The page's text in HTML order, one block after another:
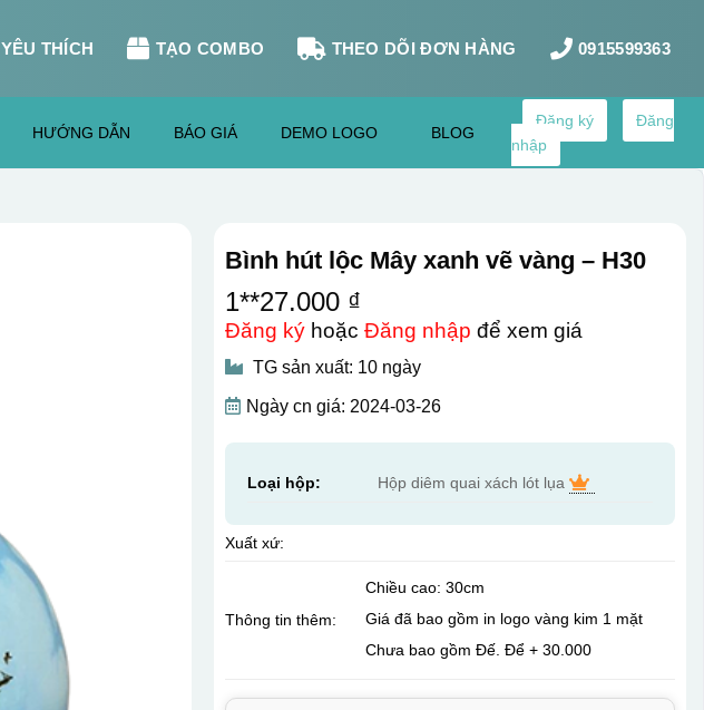
YÊU THÍCH TẠO COMBO THEO DÕI ĐƠN HÀNG 0915599363
HƯỚNG DẪN BÁO GIÁ DEMO LOGO BLOG
Đăng ký
Đăng
nhập
Bình hút lộc Mây xanh vẽ vàng – H30
1**27.000 ₫
Đăng kýhoặc Đăng nhập để xem giá
TG sản xuất: 10 ngày
Ngày cn giá: 2024-03-26
Loại hộp: Hộp diêm quai xách lót lụa
Xuất xứ:
Thông tin thêm:
Chiều cao: 30cm
Giá đã bao gồm in logo vàng kim 1 mặt
Chưa bao gồm Đế. Để + 30.000